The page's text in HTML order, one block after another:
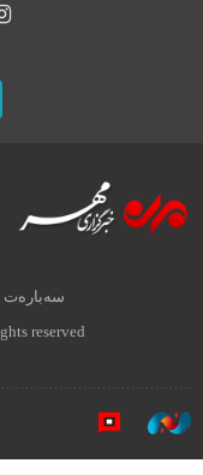
سەبارەت
reserved